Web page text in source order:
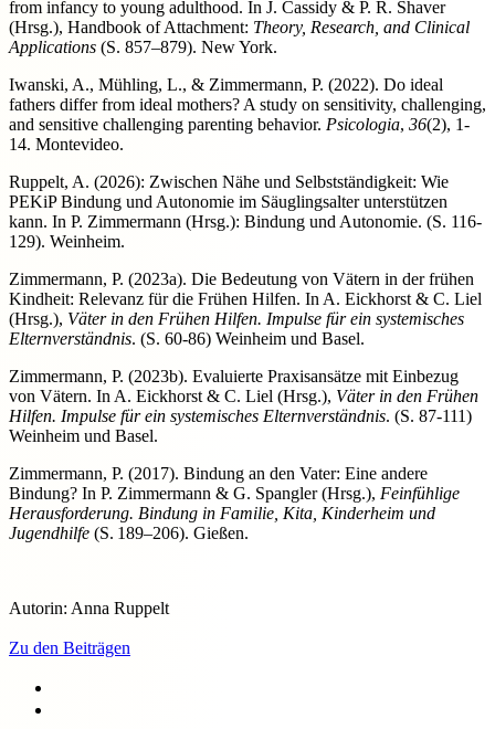
from infancy to young adulthood. In J. Cassidy & P. R. Shaver
(Hrsg.), Handbook of Attachment: Theory, Research, and Clinical
Applications (S. 857–879). New York.
Iwanski, A., Mühling, L., & Zimmermann, P. (2022). Do ideal
fathers differ from ideal mothers? A study on sensitivity, challenging,
and sensitive challenging parenting behavior. Psicologia, 36(2), 1-
14. Montevideo.
Ruppelt, A. (2026): Zwischen Nähe und Selbstständigkeit: Wie
PEKiP Bindung und Autonomie im Säuglingsalter unterstützen
kann. In P. Zimmermann (Hrsg.): Bindung und Autonomie. (S. 116-
129). Weinheim.
Zimmermann, P. (2023a). Die Bedeutung von Vätern in der frühen
Kindheit: Relevanz für die Frühen Hilfen. In A. Eickhorst & C. Liel
(Hrsg.), Väter in den Frühen Hilfen. Impulse für ein systemisches
Elternverständnis. (S. 60-86) Weinheim und Basel.
Zimmermann, P. (2023b). Evaluierte Praxisansätze mit Einbezug
von Vätern. In A. Eickhorst & C. Liel (Hrsg.), Väter in den Frühen
Hilfen. Impulse für ein systemisches Elternverständnis. (S. 87-111)
Weinheim und Basel.
Zimmermann, P. (2017). Bindung an den Vater: Eine andere
Bindung? In P. Zimmermann & G. Spangler (Hrsg.), Feinfühlige
Herausforderung. Bindung in Familie, Kita, Kinderheim und
Jugendhilfe (S. 189–206). Gießen.
Autorin: Anna Ruppelt
Zu den Beiträgen